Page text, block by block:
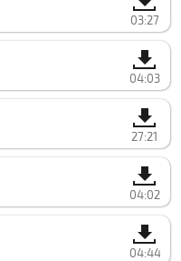
03:27
04:03
27:21
04:02
04:44